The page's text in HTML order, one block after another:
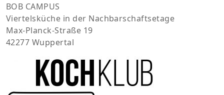
BOB CAMPUS
Viertelsküche in der Nachbarschaftsetage
Max-Planck-Straße 19
42277 Wuppertal